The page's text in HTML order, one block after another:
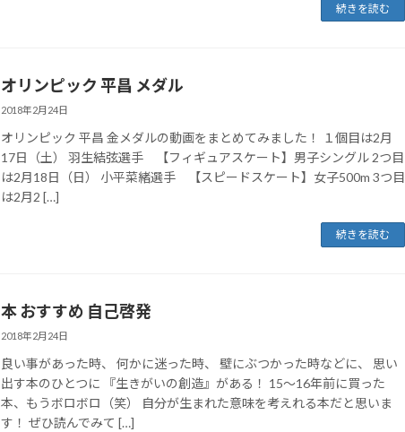
続きを読む
オリンピック 平昌 メダル
2018年2月24日
オリンピック 平昌 金メダルの動画をまとめてみました！ １個目は2月
17日（土） 羽生結弦選手 【フィギュアスケート】男子シングル 2つ目
は2月18日（日） 小平菜緒選手 【スピードスケート】女子500m 3つ目
は2月2 […]
続きを読む
本 おすすめ 自己啓発
2018年2月24日
良い事があった時、 何かに迷った時、 壁にぶつかった時などに、 思い
出す本のひとつに 『生きがいの創造』がある！ 15〜16年前に買った
本、もうボロボロ（笑） 自分が生まれた意味を考えれる本だと思いま
す！ ぜひ読んでみて […]